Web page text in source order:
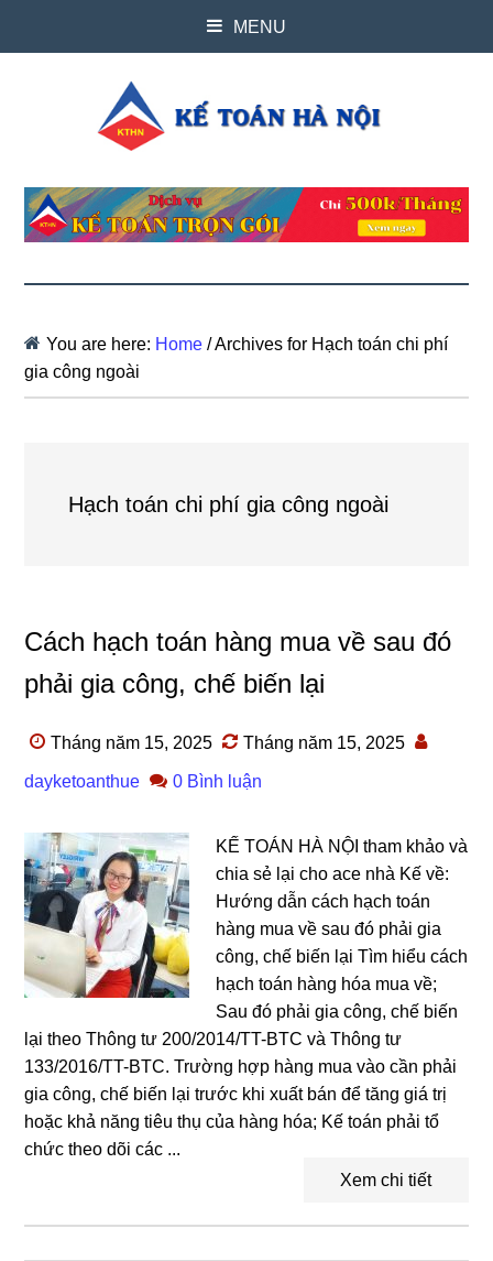
MENU
You are here: Home /Archives for Hạch toán chi phí
gia công ngoài
Hạch toán chi phí gia công ngoài
Cách hạch toán hàng mua về sau đó
phải gia công, chế biến lại
Tháng năm 15, 2025 Tháng năm 15, 2025
dayketoanthue 0 Bình luận
KẾ TOÁN HÀ NỘI tham khảo và
chia sẻ lại cho ace nhà Kế về:
Hướng dẫn cách hạch toán
hàng mua về sau đó phải gia
công, chế biến lại Tìm hiểu cách
hạch toán hàng hóa mua về;
Sau đó phải gia công, chế biến
lại theo Thông tư 200/2014/TT-BTC và Thông tư
133/2016/TT-BTC. Trường hợp hàng mua vào cần phải
gia công, chế biến lại trước khi xuất bán để tăng giá trị
hoặc khả năng tiêu thụ của hàng hóa; Kế toán phải tổ
chức theo dõi các ...
Xem chi tiết